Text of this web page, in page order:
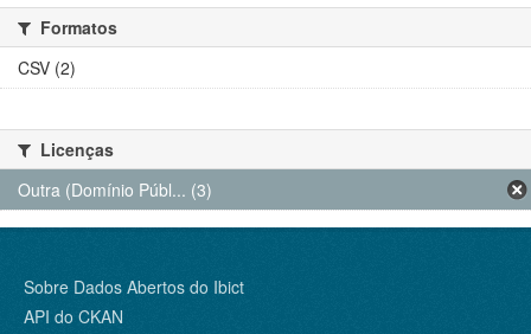
Formatos
CSV (2)
Licenças
Outra (Domínio Públ... (3)
Sobre Dados Abertos do Ibict
API do CKAN